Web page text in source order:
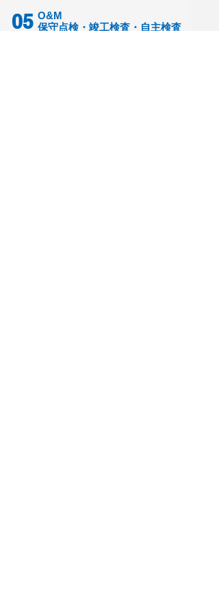
O&M
保守点検・竣工検査・自主検査
05